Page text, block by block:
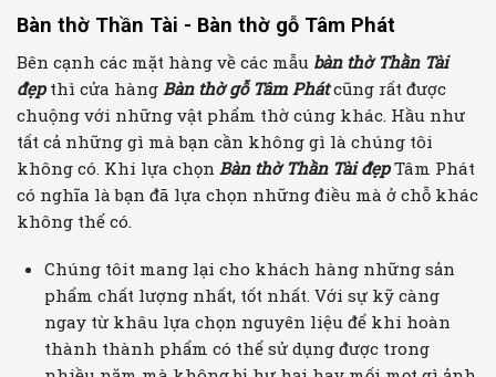
Bàn thờ Thần Tài - Bàn thờ gỗ Tâm Phát
Bên cạnh các mặt hàng về các mẫu bàn thờ Thần Tài
đẹpthì cửa hàng Bàn thờ gỗ Tâm Phátcũng rất được
chuộng với những vật phẩm thờ cúng khác. Hầu như
tất cả những gì mà bạn cần không gì là chúng tôi
không có. Khi lựa chọn Bàn thờ Thần Tài đẹpTâm Phát
có nghĩa là bạn đã lựa chọn những điều mà ở chỗ khác
không thể có.
Chúng tôit mang lại cho khách hàng những sản
phẩm chất lượng nhất, tốt nhất. Với sự kỹ càng
ngay từ khâu lựa chọn nguyên liệu để khi hoàn
thành thành phẩm có thể sử dụng được trong